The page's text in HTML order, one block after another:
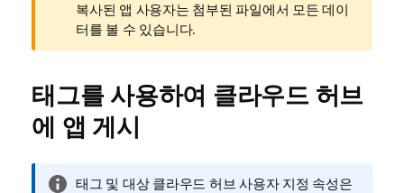
복사된 앱 사용자는 첨부된 파일에서 모든 데이
터를 볼 수 있습니다.
태그를 사용하여 클라우드 허브
에 앱 게시
정
태그 및 대상 클라우드 허브 사용자 지정 속성은